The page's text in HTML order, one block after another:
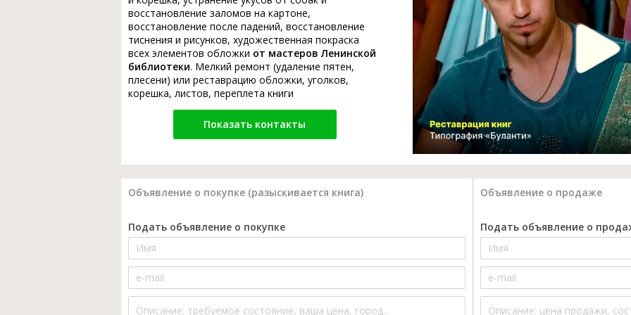
восстановление заломов на картоне,
восстановление после падений, восстановление
тиснения и рисунков, художественная покраска
всех элементов обложки от мастеров Ленинской
библиотеки. Мелкий ремонт (удаление пятен,
плесени) или реставрацию обложки, уголков,
корешка, листов, переплета книги
Показать контакты
Объявление о покупке (разыскивается книга) Объявление о продаже
Подать объявление о покупке Подать объявление о